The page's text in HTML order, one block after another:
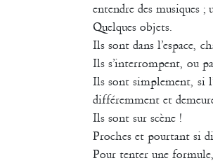
entendre des musiques
Quelques objets.
Ils sont dans l’espace,
Ils s’interrompent, ou
Ils sont simplement, si
différemment et
Ils sont sur scène !
Proches et pourtant si
Pour tenter une